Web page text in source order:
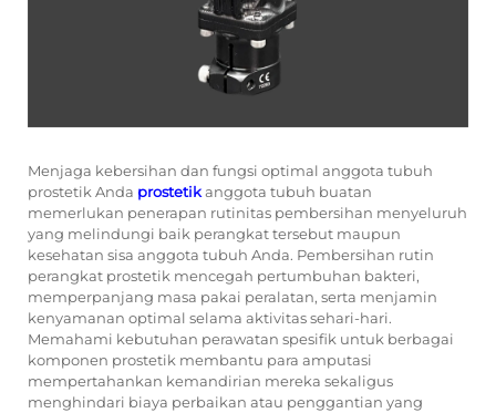
Menjaga kebersihan dan fungsi optimal anggota tubuh
prostetik Anda prostetikanggota tubuh buatan
memerlukan penerapan rutinitas pembersihan menyeluruh
yang melindungi baik perangkat tersebut maupun
kesehatan sisa anggota tubuh Anda. Pembersihan rutin
perangkat prostetik mencegah pertumbuhan bakteri,
memperpanjang masa pakai peralatan, serta menjamin
kenyamanan optimal selama aktivitas sehari-hari.
Memahami kebutuhan perawatan spesifik untuk berbagai
komponen prostetik membantu para amputasi
mempertahankan kemandirian mereka sekaligus
menghindari biaya perbaikan atau penggantian yang